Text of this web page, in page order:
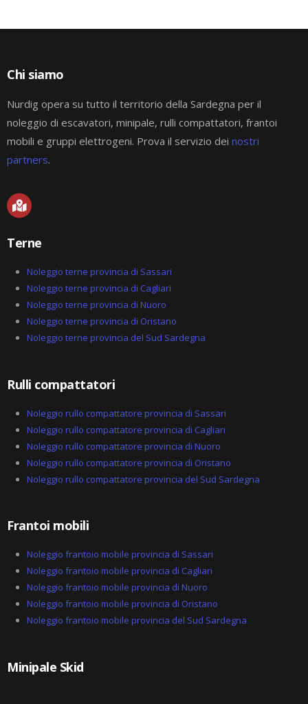
Chi siamo
Nurdig opera su tutto il territorio della Sardegna per il
noleggio di escavatori, minipale, rulli compattatori, frantoi
mobili e gruppi elettrogeni. Prova il servizio dei nostri
partners.
M
a
p
m
r
k
d
-
a
Terne
Noleggio terne provincia di Sassari
Noleggio terne provincia di Cagliari
Noleggio terne provincia di Nuoro
Noleggio terne provincia di Oristano
Noleggio terne provincia del Sud Sardegna
Rulli compattatori
Noleggio rullo compattatore provincia di Sassari
Noleggio rullo compattatore provincia di Cagliari
Noleggio rullo compattatore provincia di Nuoro
Noleggio rullo compattatore provincia di Oristano
Noleggio rullo compattatore provincia del Sud Sardegna
Frantoi mobili
Noleggio frantoio mobile provincia di Sassari
Noleggio frantoio mobile provincia di Cagliari
Noleggio frantoio mobile provincia di Nuoro
Noleggio frantoio mobile provincia di Oristano
Noleggio frantoio mobile provincia del Sud Sardegna
Minipale Skid